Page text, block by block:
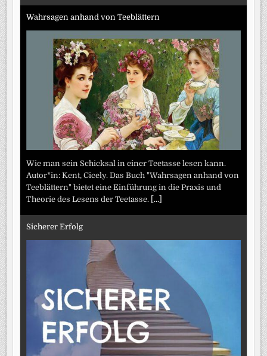
Wahrsagen anhand von Teeblättern
Wie man sein Schicksal in einer Teetasse lesen kann.
Autor*in: Kent, Cicely. Das Buch "Wahrsagen anhand von
Teeblättern" bietet eine Einführung in die Praxis und
Theorie des Lesens der Teetasse. [...]
Sicherer Erfolg